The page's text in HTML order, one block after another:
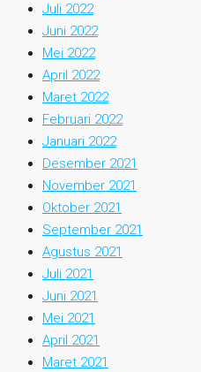
Juli 2022
Juni 2022
Mei 2022
April 2022
Maret 2022
Februari 2022
Januari 2022
Desember 2021
November 2021
Oktober 2021
September 2021
Agustus 2021
Juli 2021
Juni 2021
Mei 2021
April 2021
Maret 2021